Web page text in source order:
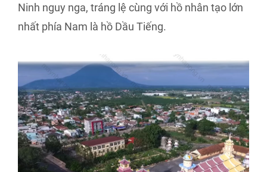
Ninh nguy nga, tráng lệ cùng với hồ nhân tạo lớn
nhất phía Nam là hồ Dầu Tiếng.